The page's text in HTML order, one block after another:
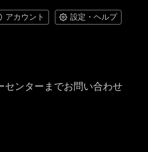
アカウント 設定・ヘルプ
センターまでお問い合わせ